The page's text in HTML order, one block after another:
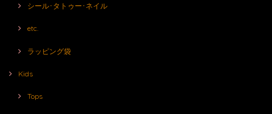
シール･タトゥー･ネイル
etc.
ラッピング袋
Kids
Tops